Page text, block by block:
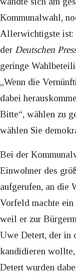
Kommunalwahl,
Allerwichtigste ist:
der Deutschen
geringe
„Wenn die
dabei
Bitte“, wählen zu
wählen Sie
Bei der
Einwohner des
aufgerufen, an die
Vorfeld machte
weil er zur
Uwe Detert, der in
kandidieren wollte,
Detert wurden